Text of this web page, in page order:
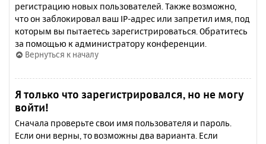
регистрацию новых пользователей. Также возможно,
что он заблокировал ваш IP-адрес или запретил имя, под
которым вы пытаетесь зарегистрироваться. Обратитесь
за помощью к администратору конференции.
Вернуться к началу
Я только что зарегистрировался, но не могу
войти!
Сначала проверьте свои имя пользователя и пароль.
Если они верны, то возможны два варианта. Если